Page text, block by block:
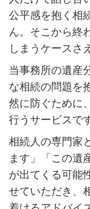
公平感を抱く相
ん。そこから終
しまうケースさ
当事務所の遺産
な相続の問題を
然に防ぐために
行うサービスで
相続人の専門家
ます」「この遺
が出てくる可能
せていただき、